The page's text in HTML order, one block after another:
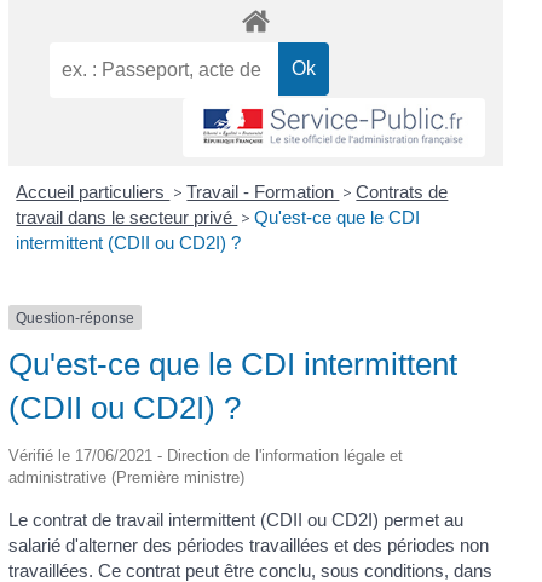
Accueil particuliers > Travail - Formation > Contrats de
travail dans le secteur privé > Qu'est-ce que le CDI
intermittent (CDII ou CD2I) ?
Question-réponse
Qu'est-ce que le CDI intermittent
(CDII ou CD2I) ?
Vérifié le 17/06/2021 - Direction de l'information légale et
administrative (Première ministre)
Le contrat de travail intermittent (CDII ou CD2I) permet au
salarié d'alterner des périodes travaillées et des périodes non
travaillées. Ce contrat peut être conclu, sous conditions, dans